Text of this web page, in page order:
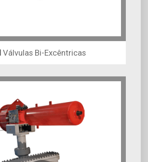
Válvulas Bi-Excêntricas